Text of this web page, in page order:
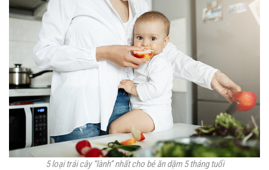
5 loại trái cây “lành” nhất cho bé ăn dặm 5 tháng tuổi